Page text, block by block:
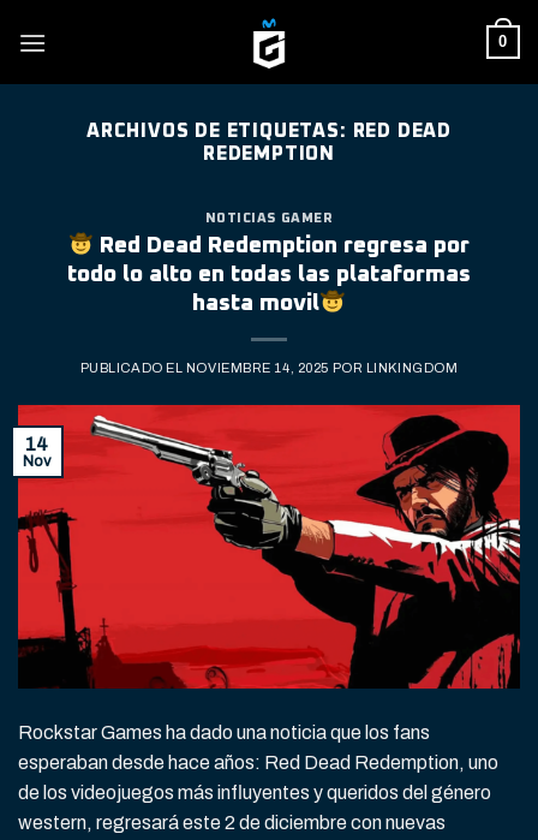
0
ARCHIVOS DE ETIQUETAS:
RED DEAD
REDEMPTION
NOTICIAS GAMER
Red Dead Redemption regresa por
todo lo alto en todas las plataformas
hasta movil
PUBLICADO EL NOVIEMBRE 14, 2025 POR LINKINGDOM
14
Nov
Rockstar Games ha dado una noticia que los fans
esperaban desde hace años: Red Dead Redemption, uno
de los videojuegos más influyentes y queridos del género
western, regresará este 2 de diciembre con nuevas